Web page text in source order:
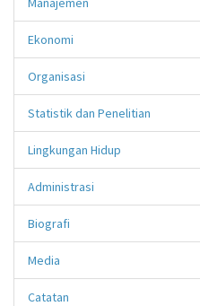
Ekonomi
Organisasi
Statistik dan Penelitian
Lingkungan Hidup
Administrasi
Biografi
Media
Catatan